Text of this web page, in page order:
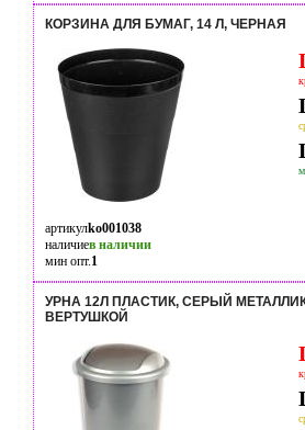
КОРЗИНА ДЛЯ БУМАГ, 14 Л, ЧЕРНАЯ
артикулko001038
наличиев наличии
мин опт.1
УРНА 12Л ПЛАСТИК, СЕРЫЙ
ВЕРТУШКОЙ